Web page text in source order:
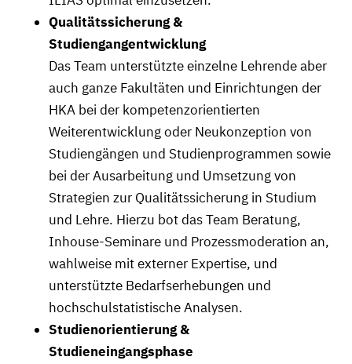
Qualitätssicherung &
Studiengangentwicklung
Das Team unterstützte einzelne Lehrende aber
auch ganze Fakultäten und Einrichtungen der
HKA bei der kompetenzorientierten
Weiterentwicklung oder Neukonzeption von
Studiengängen und Studienprogrammen sowie
bei der Ausarbeitung und Umsetzung von
Strategien zur Qualitätssicherung in Studium
und Lehre. Hierzu bot das Team Beratung,
Inhouse-Seminare und Prozessmoderation an,
wahlweise mit externer Expertise, und
unterstützte Bedarfserhebungen und
hochschulstatistische Analysen.
Studienorientierung &
Studieneingangsphase